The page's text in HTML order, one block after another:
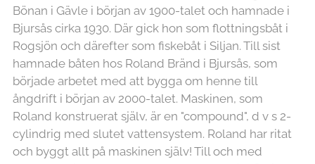
Bönan i Gävle i början av 1900-talet och hamnade i
Bjursås cirka 1930. Där gick hon som flottningsbåt i
Rogsjön och därefter som fiskebåt i Siljan. Till sist
hamnade båten hos Roland Bränd i Bjursås, som
började arbetet med att bygga om henne till
ångdrift i början av 2000-talet. Maskinen, som
Roland konstruerat själv, är en "compound", d v s 2-
cylindrig med slutet vattensystem. Roland har ritat
och byggt allt på maskinen själv! Till och med